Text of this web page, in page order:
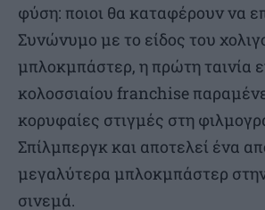
φύση: ποιοι θα καταφέρουν να
Συνώνυμο με το είδος του
μπλοκμπάστερ, η πρώτη ταινία
κολοσσιαίου franchise
κορυφαίες στιγμές στη
Σπίλμπεργκ και αποτελεί ένα
μεγαλύτερα μπλοκμπάστερ στην
σινεμά.